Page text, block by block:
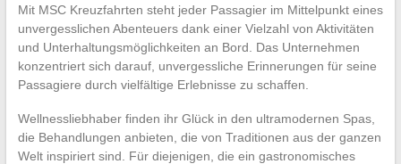
Mit MSC Kreuzfahrten steht jeder Passagier im Mittelpunkt eines
unvergesslichen Abenteuers dank einer Vielzahl von Aktivitäten
und Unterhaltungsmöglichkeiten an Bord. Das Unternehmen
konzentriert sich darauf, unvergessliche Erinnerungen für seine
Passagiere durch vielfältige Erlebnisse zu schaffen.
Wellnessliebhaber finden ihr Glück in den ultramodernen Spas,
die Behandlungen anbieten, die von Traditionen aus der ganzen
Welt inspiriert sind. Für diejenigen, die ein gastronomisches